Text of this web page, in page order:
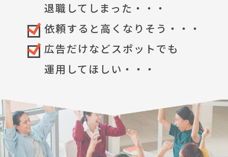
退職してしまった・・・
依頼すると高くなりそう・・・
広告だけなどスポットでも
運用してほしい・・・